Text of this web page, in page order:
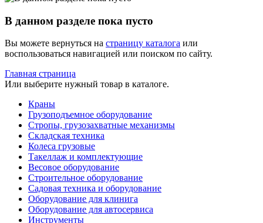
В данном разделе пока пусто
Вы можете вернуться на страницу каталога или
воспользоваться навигацией или поиском по сайту.
Главная страница
Или выберите нужный товар в каталоге.
Краны
Грузоподъемное оборудование
Стропы, грузозахватные механизмы
Складская техника
Колеса грузовые
Такеллаж и комплектующие
Весовое оборудование
Строительное оборудование
Садовая техника и оборудование
Оборудование для клинига
Оборудование для автосервиса
Инструменты